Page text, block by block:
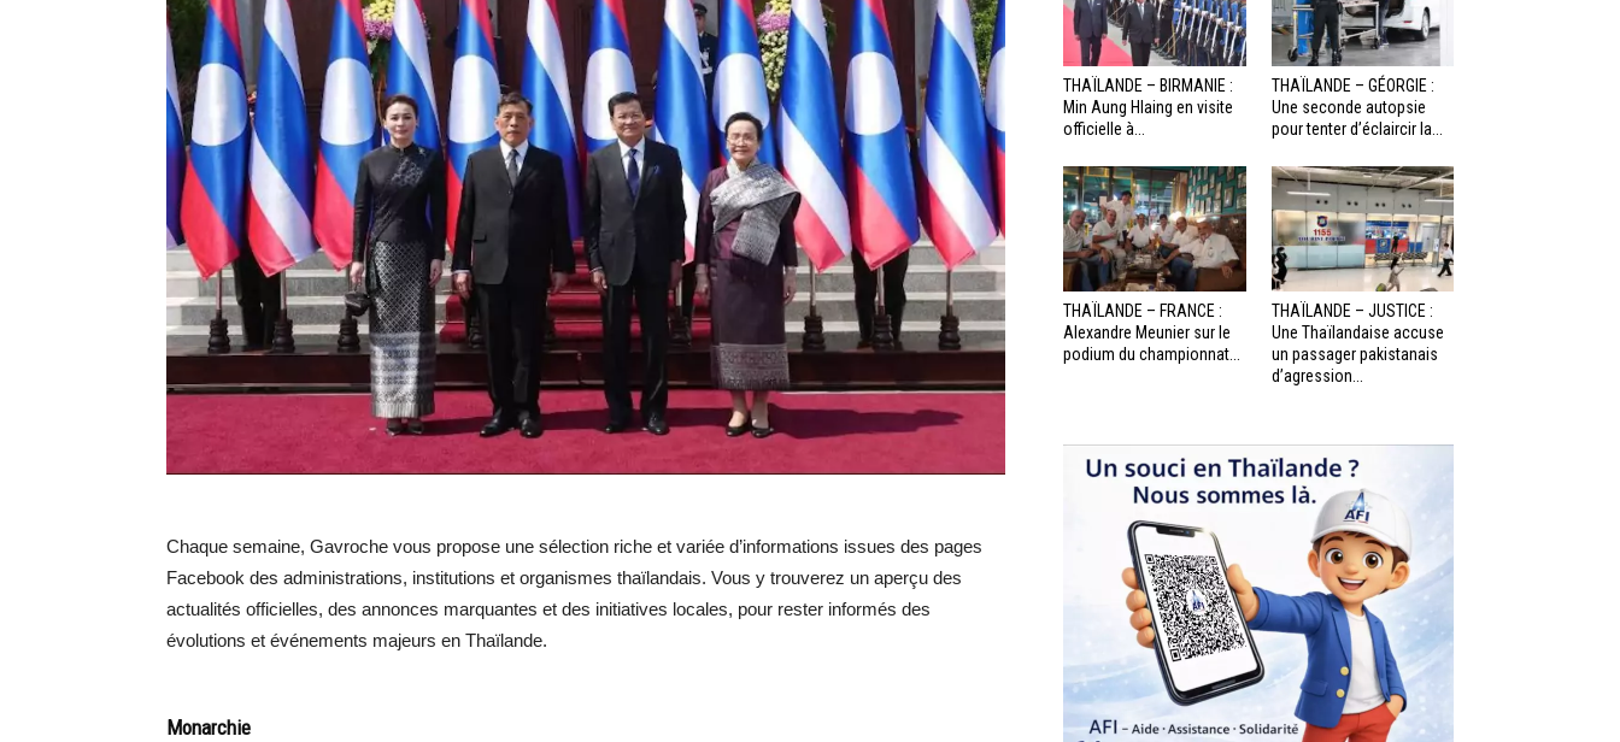
Chaque semaine, Gavroche vous propose une sélection riche et variée d’informations issues des pages
Facebook des administrations, institutions et organismes thaïlandais. Vous y trouverez un aperçu des
actualités officielles, des annonces marquantes et des initiatives locales, pour rester informés des
évolutions et événements majeurs en Thaïlande.
Monarchie
THAÏLANDE – BIRMANIE :
Min Aung Hlaing en visite
officielle à...
THAÏLANDE – GÉORGIE :
Une seconde autopsie
pour tenter d’éclaircir la...
THAÏLANDE – FRANCE :
Alexandre Meunier sur le
podium du championnat...
THAÏLANDE – JUSTICE :
Une Thaïlandaise accuse
un passager pakistanais
d’agression...